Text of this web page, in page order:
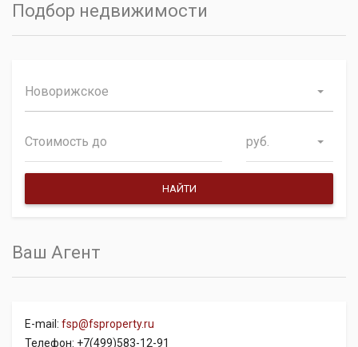
Подбор недвижимости
Новорижское
руб.
Ваш Агент
E-mail: fsp@fsproperty.ru
Телефон: +7(499)583-12-91